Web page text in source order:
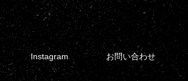
Instagram お問い合わせ